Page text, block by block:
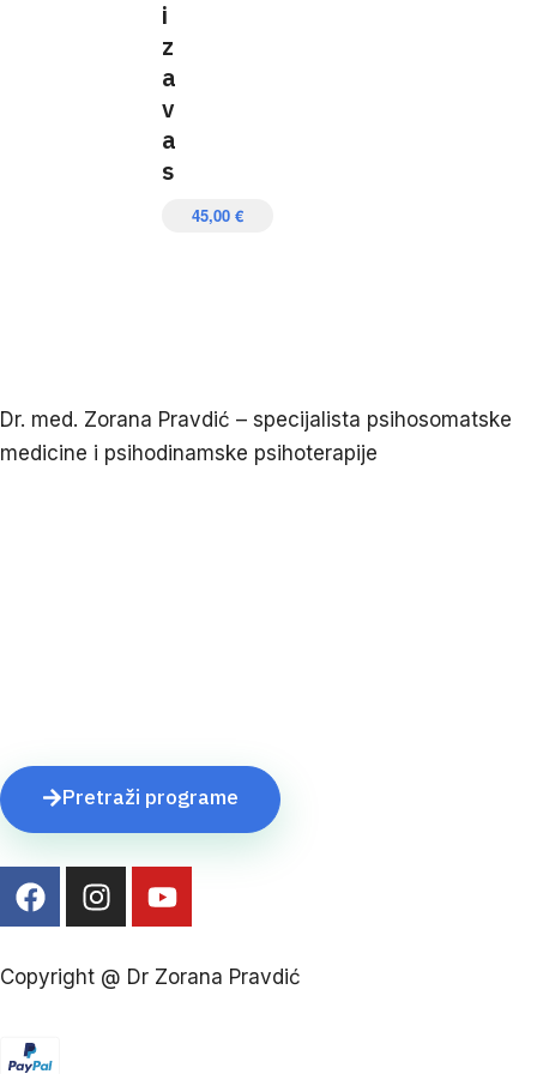
i
z
a
v
a
s
45,00 €
Dr. med. Zorana Pravdić – specijalista psihosomatske
medicine i psihodinamske psihoterapije
Pretraži programe
Copyright @ Dr Zorana Pravdić